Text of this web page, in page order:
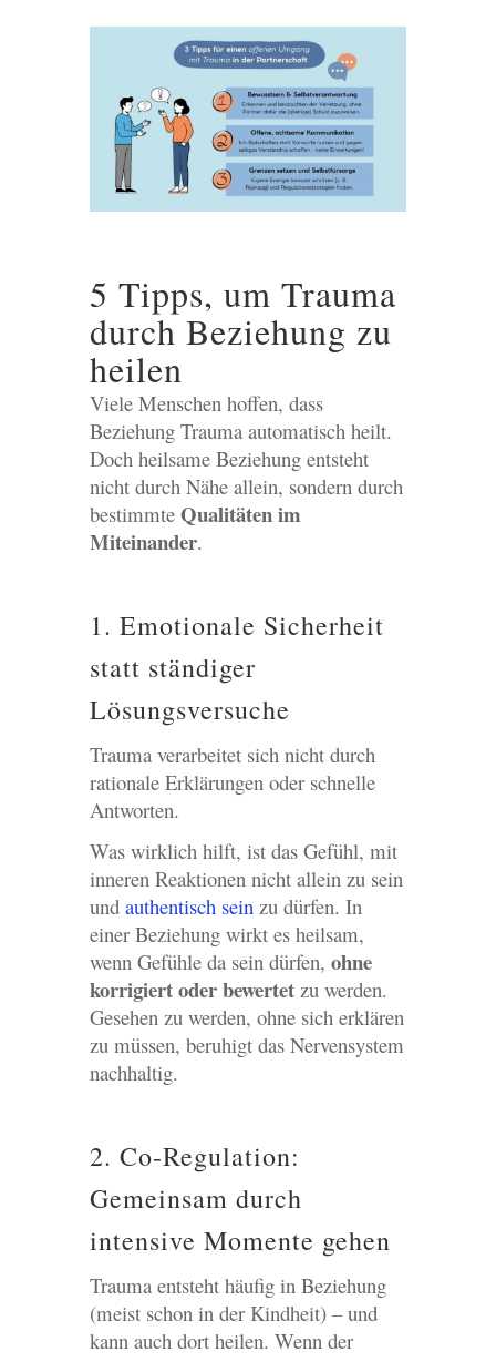
5 Tipps, um Trauma
durch Beziehung zu
heilen
Viele Menschen hoffen, dass
Beziehung Trauma automatisch heilt.
Doch heilsame Beziehung entsteht
nicht durch Nähe allein, sondern durch
bestimmte Qualitäten im
Miteinander.
1. Emotionale Sicherheit
statt ständiger
Lösungsversuche
Trauma verarbeitet sich nicht durch
rationale Erklärungen oder schnelle
Antworten.
Was wirklich hilft, ist das Gefühl, mit
inneren Reaktionen nicht allein zu sein
und authentisch seinzu dürfen. In
einer Beziehung wirkt es heilsam,
wenn Gefühle da sein dürfen, ohne
korrigiert oder bewertetzu werden.
Gesehen zu werden, ohne sich erklären
zu müssen, beruhigt das Nervensystem
nachhaltig.
2. Co-Regulation:
Gemeinsam durch
intensive Momente gehen
Trauma entsteht häufig in Beziehung
(meist schon in der Kindheit) – und
kann auch dort heilen. Wenn der